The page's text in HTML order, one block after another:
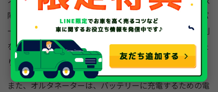
障は、エンジンの始動不良や停止の原因となります。スパ
ークプラグは、高電圧を発生させ、燃料を着火させる役割
を担っていますが、長期間の使用によって電極が摩耗した
り、カーボンが堆積したりすることがあります。
また、オルタネーターは、バッテリーに充電するための電